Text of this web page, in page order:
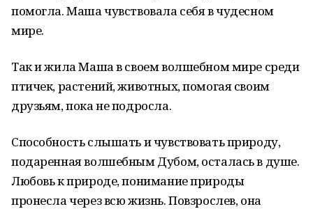
помогла. Маша чувствовала себя в чудесном
мире.
Так и жила Маша в своем волшебном мире среди
птичек, растений, животных, помогая своим
друзьям, пока не подросла.
Способность слышать и чувствовать природу,
подаренная волшебным Дубом, осталась в душе.
Любовь к природе, понимание природы
пронесла через всю жизнь. Повзрослев, она